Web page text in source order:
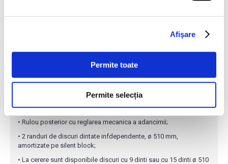
Afişare
Permite toate
Permite selecția
sunt legate de cadru printr-un sistem silentios cu 4 amortizoare
din cauciuc care absorb toate miscarile verticale si nu necesita
sisteme de gresare asa cum o fac sistemele alternative.
Echipare standard
• Cuplaj in 3 puncte CAT 3N ISO;
• Cadru rabatabil hidraulic;
• Rulou posterior cu reglarea mecanica a adancimii;
• 2 randuri de discuri dintate infdependente, ø 510 mm,
amortizate pe silent block;
• La cerere sunt disponibile discuri cu 9 dinti sau cu 15 dinti ø 510